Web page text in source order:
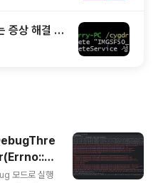
증상 해결 - I
(Image Sa
모드로 실행